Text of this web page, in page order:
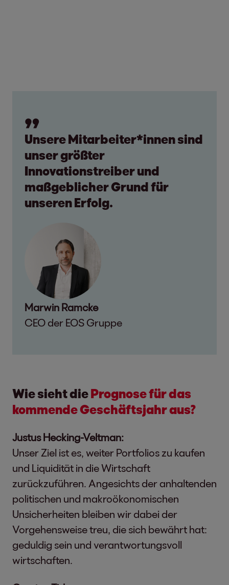
Unsere Mitarbeiter*innen sind
unser größter
Innovationstreiber und
maßgeblicher Grund für
unseren Erfolg.
Marwin Ramcke
CEO der EOS Gruppe
Wie sieht diePrognose für das
kommende Geschäftsjahr aus?
Justus Hecking-Veltman:
Unser Ziel ist es, weiter Portfolios zu kaufen
und Liquidität in die Wirtschaft
zurückzuführen. Angesichts der anhaltenden
politischen und makroökonomischen
Unsicherheiten bleiben wir dabei der
Vorgehensweise treu, die sich bewährt hat:
geduldig sein und verantwortungsvoll
wirtschaften.